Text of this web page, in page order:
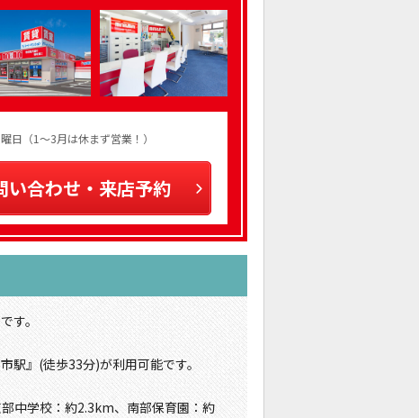
日（1～3月は休まず営業！）
い合わせ・来店予約
す。
駅』(徒歩33分)が利用可能です。
中学校：約2.3km、南部保育園：約